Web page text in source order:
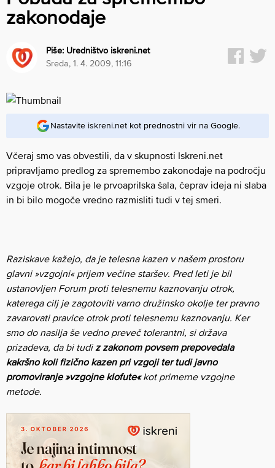
zakonodaje
Piše: Uredništvo iskreni.net
sreda, 1. 4. 2009, 11:16
Nastavite iskreni.net kot prednostni vir na Google.
Včeraj smo vas obvestili, da v skupnosti Iskreni.net
pripravljamo predlog za spremembo zakonodaje na področju
vzgoje otrok. Bila je le prvoaprilska šala, čeprav ideja ni slaba
in bi bilo mogoče vredno razmisliti tudi v tej smeri.
Raziskave kažejo, da je telesna kazen v našem prostoru
glavni »vzgojni« prijem večine staršev. Pred leti je bil
ustanovljen Forum proti telesnemu kaznovanju otrok,
katerega cilj je zagotoviti varno družinsko okolje ter pravno
zavarovati pravice otrok proti telesnemu kaznovanju. Ker
smo do nasilja še vedno preveč tolerantni, si država
prizadeva, da bi tudi z zakonom povsem prepovedala
kakršno koli fizično kazen pri vzgoji ter tudi javno
promoviranje »vzgojne klofute«kot primerne vzgojne
metode.